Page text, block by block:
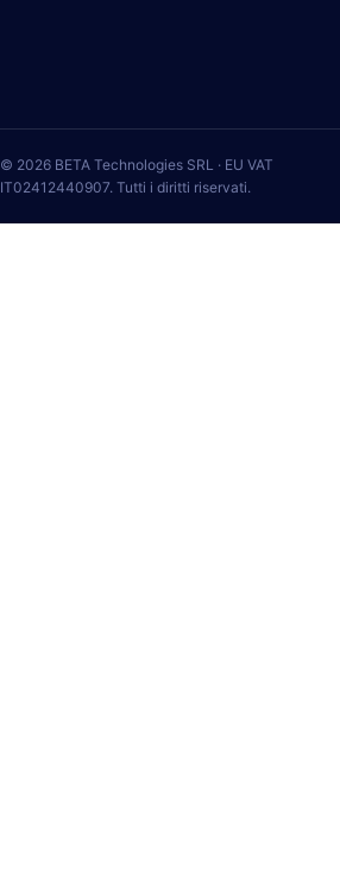
© 2026 BETA Technologies SRL · EU VAT
IT02412440907. Tutti i diritti riservati.